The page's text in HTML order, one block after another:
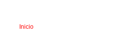
Inicio